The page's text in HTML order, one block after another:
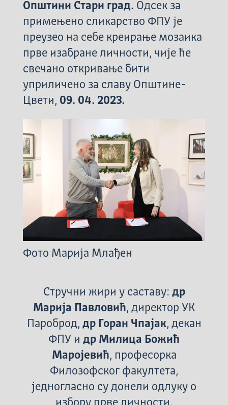
Општини Стари град. Одсек за
примењено сликарство ФПУ је
преузео на себе креирање мозаика
прве изабране личности, чије ће
свечано откривање бити
уприличено за славу Општине-
Цвети, 09. 04. 2023.
Фото Марија Млађен
Стручни жири у саставу: др
Марија Павловић, директор УК
Пароброд, др Горан Чпајак, декан
ФПУ и др Милица Божић
Маројевић, професорка
Филозофског факултета,
једногласно су донели одлуку о